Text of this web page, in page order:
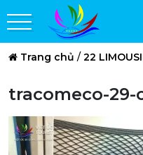
Trang chủ / 22
tracomeco-29-